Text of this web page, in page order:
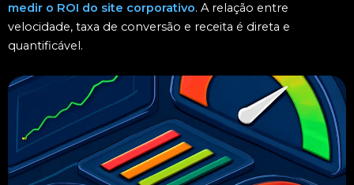
medir o ROI do site corporativo. A relação entre
velocidade, taxa de conversão e receita é direta e
quantificável.